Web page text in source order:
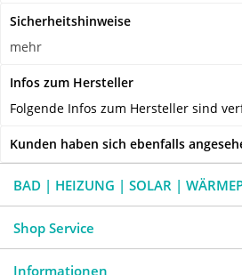
Sicherheitshinweise
mehr
Infos zum Hersteller
Folgende Infos zum Hersteller sind
Kunden haben sich ebenfalls
BAD | HEIZUNG | SOLAR |
Shop Service
Informationen